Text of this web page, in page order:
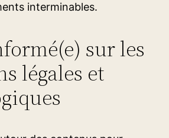
interminables.
sur les
légales et